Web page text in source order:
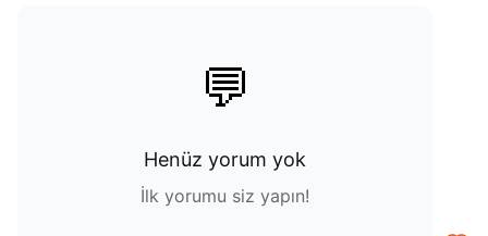
💬
Henüz yorum yok
İlk yorumu siz yapın!